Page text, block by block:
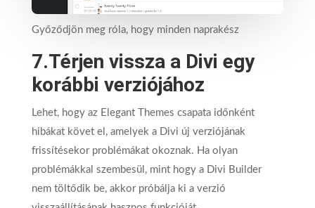
Győződjön meg róla, hogy minden naprakész
7.Térjen vissza a Divi egy
korábbi verziójához
Lehet, hogy az Elegant Themes csapata időnként
hibákat követ el, amelyek a Divi új verziójának
frissítésekor problémákat okoznak. Ha olyan
problémákkal szembesül, mint hogy a Divi Builder
nem töltődik be, akkor próbálja ki a verzió